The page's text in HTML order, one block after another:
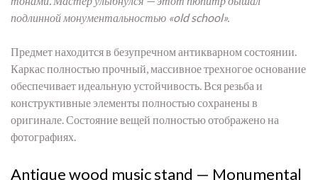
подлинной монументальностью «old school».
Предмет находится в безупречном антикварном состоянии.
Каркас полностью прочный, массивное трехногое основание
обеспечивает идеальную устойчивость. Вся резьба и
конструктивные элементы полностью сохранены в
оригинале. Состояние вещей полностью отображено на
фотографиях.
Antique wood music stand — Monumental